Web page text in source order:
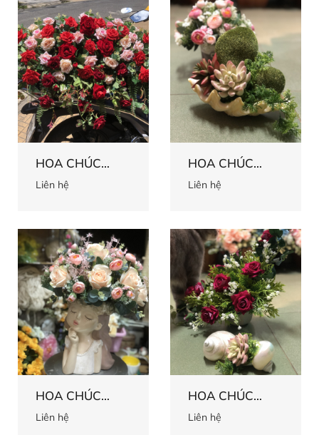
HOA CHÚC
MỪNG 64
Liên hệ
HOA CHÚC
MỪNG 62
Liên hệ
HOA CHÚC
MỪNG 61
Liên hệ
HOA CHÚC
MỪNG 60
Liên hệ